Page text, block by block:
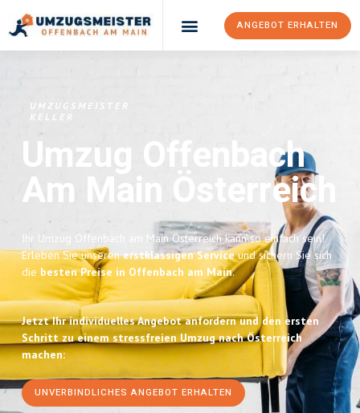
ANGEBOT ERHALTEN
UMZUGSMEISTER
KELLER
Umzug Offenbach
Am Main Österreich
Ihr Umzug Offenbach am Main Österreich kann so einfach sein!
Erleben Sie unserenerstklassigen Serviceund sichern Sie sich
die besten Preise in Offenbach am Main.
Jetzt Ihr individuelles Angebot anfordern und den ersten
Schritt zu einem stressfreien Umzug nach Österreich
machen:
UNVERBINDLICHES ANGEBOT ERHALTEN